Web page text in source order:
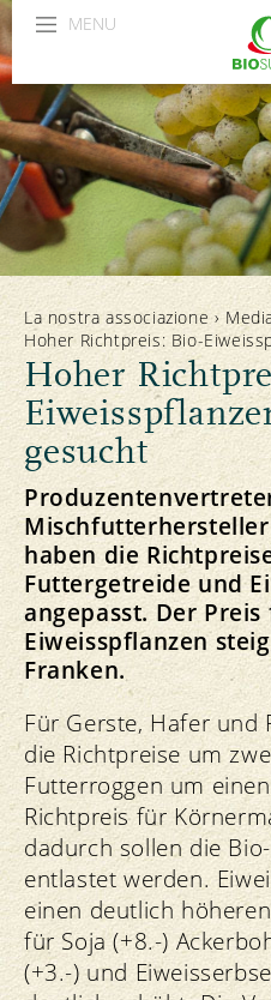
MENU
La nostra associazione›
Hoher Richtpreis: Bio-
Hoher
gesucht
haben die
Futtergetreide und
angepasst. Der
Eiweisspflanzen
Franken.
Für Gerste, Hafer und
die Richtpreise um
Futterroggen um
Richtpreis für
dadurch sollen die
entlastet werden.
einen deutlich
für Soja (+8.-)
(+3.-) und